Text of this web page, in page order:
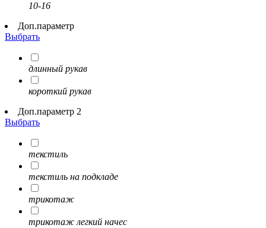
10-16
Доп.параметр
Выбрать
длинный рукав
короткий рукав
Доп.параметр 2
Выбрать
текстиль
текстиль на подкладе
трикотаж
трикотаж легкий начес